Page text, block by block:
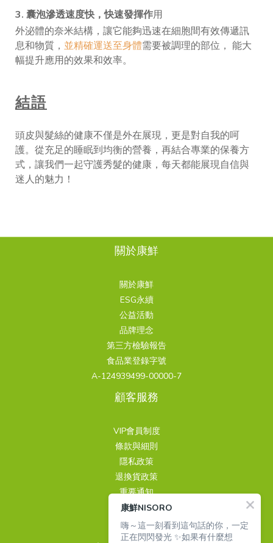
3. 囊泡滲透速度快，快速發揮作用
外泌體的奈米結構，讓它能夠迅速在細胞間有效傳遞訊
息和物質， 並精確運送至身體需要被調理的部位， 能大
幅提升應用的效果和效率。
結語
頭皮與髮絲的健康不僅是外在展現，更是對自我的呵
護。從充足的睡眠到均衡的營養，再結合專業的保養方
式，讓我們一起守護秀髮的健康，每天都能展現自信與
迷人的魅力！
關於康鮮
關於康鮮
ESG永續
公益活動
品牌理念
第三方檢驗報告
食品業登錄字號
A-124939499-00000-7
顧客服務
VIP會員制度
條款與細則
隱私政策
退換貨政策
重要通知
聯繫我們
康鮮NISORO
嗨～這一刻看到這句話的你，一定
正在閃閃發光 ✨如果有什麼想